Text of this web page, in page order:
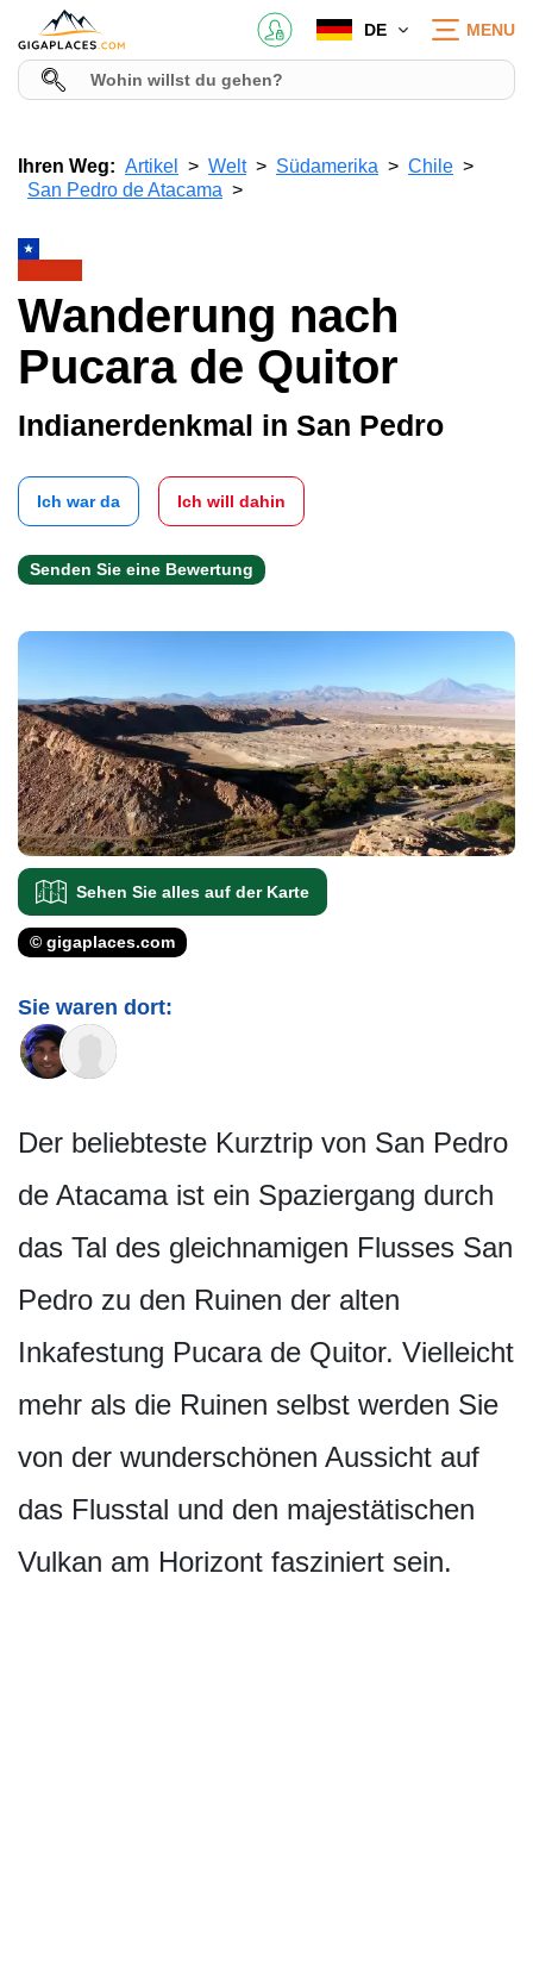
DE MENU
Ihren Weg: Artikel Welt Südamerika
Chile
San Pedro de Atacama
Wanderung nach
Pucara de Quitor
Indianerdenkmal in San Pedro
Ich war da Ich will dahin
Senden Sie eine Bewertung
Sehen Sie alles auf der Karte
© gigaplaces.com
Sie waren dort:
Der beliebteste Kurztrip von San Pedro
de Atacama ist ein Spaziergang durch
das Tal des gleichnamigen Flusses San
Pedro zu den Ruinen der alten
Inkafestung Pucara de Quitor. Vielleicht
mehr als die Ruinen selbst werden Sie
von der wunderschönen Aussicht auf
das Flusstal und den majestätischen
Vulkan am Horizont fasziniert sein.